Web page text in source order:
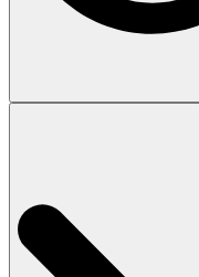
Search